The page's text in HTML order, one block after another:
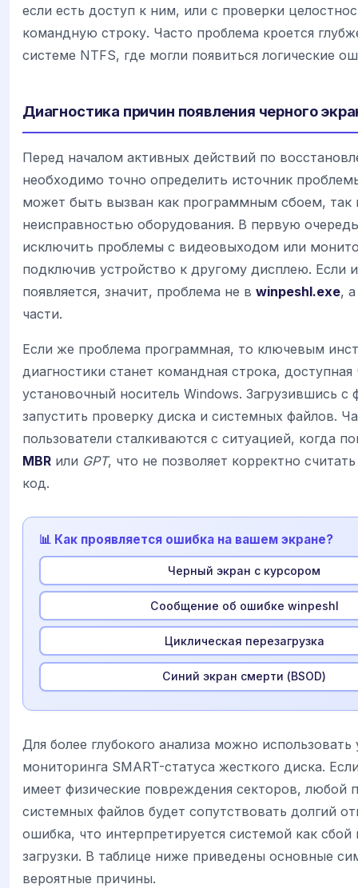
если есть доступ к ним, или с проверки
командную строку. Часто проблема кроется
системе NTFS, где могли появиться логические
Диагностика причин появления черного
Перед началом активных действий по
необходимо точно определить источник
может быть вызван как программным сбоем, так
неисправностью оборудования. В первую
исключить проблемы с видеовыходом или
подключив устройство к другому дисплею. Если
появляется, значит, проблема не в winpeshl.exe,
части.
Если же проблема программная, то ключевым
диагностики станет командная строка, доступная
установочный носитель Windows. Загрузившись
запустить проверку диска и системных файлов.
пользователи сталкиваются с ситуацией, когда
MBR или GPT, что не позволяет корректно
код.
📊 Как проявляется ошибка на вашем экране?
Черный экран с курсором
Сообщение об ошибке winpeshl
Циклическая перезагрузка
Синий экран смерти (BSOD)
Для более глубокого анализа можно использовать
мониторинга SMART-статуса жесткого диска.
имеет физические повреждения секторов, любой
системных файлов будет сопутствовать долгий
ошибка, что интерпретируется системой как сбой
загрузки. В таблице ниже приведены основные
вероятные причины.